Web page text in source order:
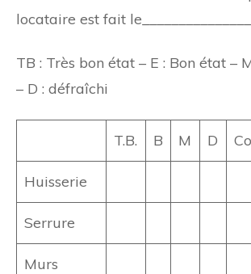
locataire est fait
TB : Très bon état – E : Bon état –
– D : défraîchi
T.B. B M D
Huisserie
Serrure
Murs